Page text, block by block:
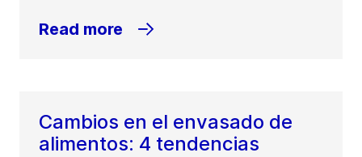
Read more
Cambios en el envasado de
alimentos: 4 tendencias